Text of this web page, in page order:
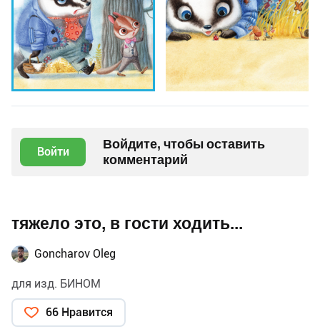
Войти
Войдите, чтобы оставить
комментарий
тяжело это, в гости ходить...
Goncharov Oleg
для изд. БИНОМ
66 Нравится